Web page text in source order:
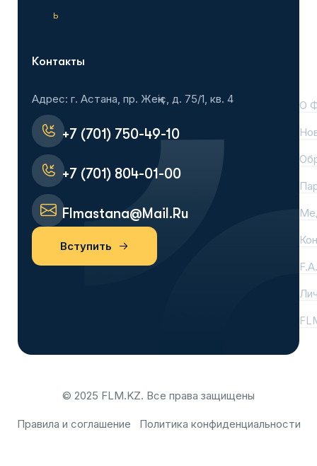
ь
Контакты
Адрес: г. Астана, пр. Жеңіс, д. 75/1, кв. 4
+7 (701) 750-49-10
+7 (701) 804-01-00
Flmastana@mail.ru
Вступить
О
© 2025 FLM.KZ. Все права защищены
Правила и соглашение Политика конфиденциальности